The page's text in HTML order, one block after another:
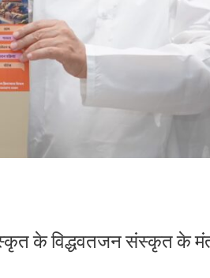
के विद्धवतजन संस्कृत के